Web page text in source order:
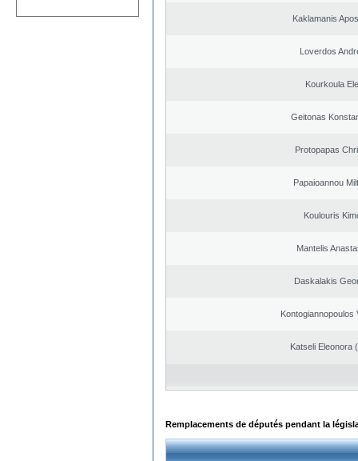
Kaklamanis
Loverdos
Kourkoula
Geitonas
Protopapas
Papaioannou
Koulouris
Mantelis
Daskalakis
Kontogiannopoulos
Katseli Eleonora
Remplacements de députés pendant la